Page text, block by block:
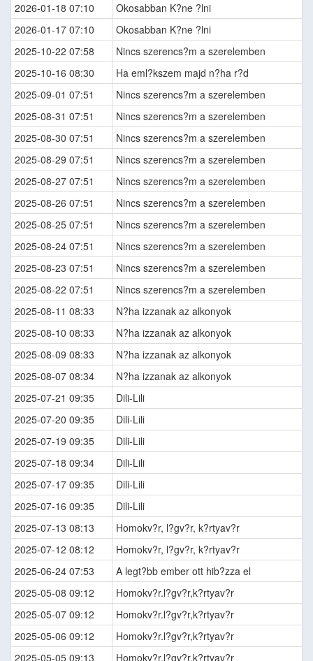
2026-01-18 07:10
Okosabban K?ne ?lni
2026-01-17 07:10
Okosabban K?ne ?lni
2025-10-22 07:58
Nincs szerencs?m a szerelemben
2025-10-16 08:30
Ha eml?kszem majd n?ha r?d
2025-09-01 07:51
Nincs szerencs?m a szerelemben
2025-08-31 07:51
Nincs szerencs?m a szerelemben
2025-08-30 07:51
Nincs szerencs?m a szerelemben
2025-08-29 07:51
Nincs szerencs?m a szerelemben
2025-08-27 07:51
Nincs szerencs?m a szerelemben
2025-08-26 07:51
Nincs szerencs?m a szerelemben
2025-08-25 07:51
Nincs szerencs?m a szerelemben
2025-08-24 07:51
Nincs szerencs?m a szerelemben
2025-08-23 07:51
Nincs szerencs?m a szerelemben
2025-08-22 07:51
Nincs szerencs?m a szerelemben
2025-08-11 08:33
N?ha izzanak az alkonyok
2025-08-10 08:33
N?ha izzanak az alkonyok
2025-08-09 08:33
N?ha izzanak az alkonyok
2025-08-07 08:34
N?ha izzanak az alkonyok
2025-07-21 09:35
Dili-Lili
2025-07-20 09:35
Dili-Lili
2025-07-19 09:35
Dili-Lili
2025-07-18 09:34
Dili-Lili
2025-07-17 09:35
Dili-Lili
2025-07-16 09:35
Dili-Lili
2025-07-13 08:13
Homokv?r, l?gv?r, k?rtyav?r
2025-07-12 08:12
Homokv?r, l?gv?r, k?rtyav?r
2025-06-24 07:53
A legt?bb ember ott hib?zza el
2025-05-08 09:12
Homokv?r.l?gv?r,k?rtyav?r
2025-05-07 09:12
Homokv?r.l?gv?r,k?rtyav?r
2025-05-06 09:12
Homokv?r.l?gv?r,k?rtyav?r
2025-05-05 09:13
Homokv?r.l?gv?r,k?rtyav?r